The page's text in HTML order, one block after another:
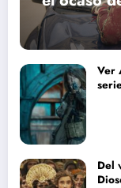
Ver
Del